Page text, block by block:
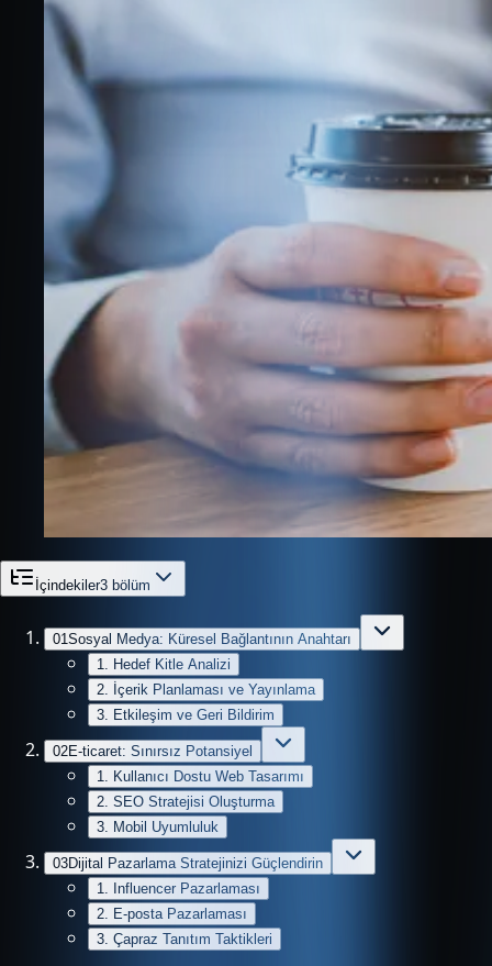
İçindekiler3 bölüm
01 Sosyal Medya: Küresel Bağlantının Anahtarı
1. Hedef Kitle Analizi
2. İçerik Planlaması ve Yayınlama
3. Etkileşim ve Geri Bildirim
02E-ticaret: Sınırsız Potansiyel
1. Kullanıcı Dostu Web Tasarımı
2. SEO Stratejisi Oluşturma
3. Mobil Uyumluluk
03Dijital Pazarlama Stratejinizi Güçlendirin
1. Influencer Pazarlaması
2. E-posta Pazarlaması
3. Çapraz Tanıtım Taktikleri